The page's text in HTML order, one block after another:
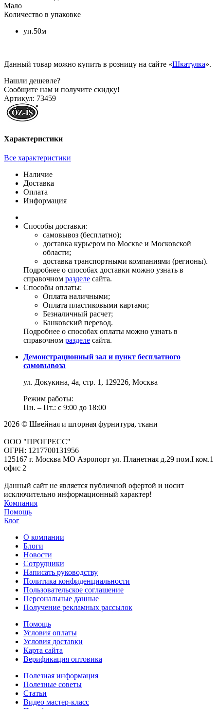
Мало
Количество в упаковке
уп.50м
Данный товар можно купить в розницу на сайте «Шкатулка».
Нашли дешевле?
Сообщите нам и получите скидку!
Артикул: 73459
Характеристики
Все характеристики
Наличие
Доставка
Оплата
Информация
Способы доставки:
самовывоз (бесплатно);
доставка курьером по Москве и Московской
области;
доставка транспортными компаниями (регионы).
Подробнее о способах доставки можно узнать в
справочном разделе сайта.
Способы оплаты:
Оплата наличными;
Оплата пластиковыми картами;
Безналичный расчет;
Банковский перевод.
Подробнее о способах оплаты можно узнать в
справочном разделе сайта.
Демонстрационный зал и пункт бесплатного
самовывоза
ул. Докукина, 4а, стр. 1, 129226, Москва
Режим работы:
Пн. – Пт.: с 9:00 до 18:00
2026 © Швейная и шторная фурнитура, ткани
ООО "ПРОГРЕСС"
ОГРН: 1217700131956
125167 г. Москва МО Аэропорт ул. Планетная д.29 пом.I ком.1
офис 2
Данный сайт не является публичной офертой и носит
исключительно информационный характер!
Компания
Помощь
Блог
О компании
Блоги
Новости
Сотрудники
Написать руководству
Политика конфиденциальности
Пользовательское соглашение
Персональные данные
Получение рекламных рассылок
Помощь
Условия оплаты
Условия доставки
Карта сайта
Верификация оптовика
Полезная информация
Полезные советы
Статьи
Видео мастер-класс